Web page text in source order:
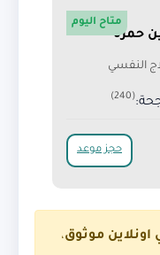
حمزة
النفسي
(240)
متاح اليوم
حجز موعد
اونلاين موثوق،